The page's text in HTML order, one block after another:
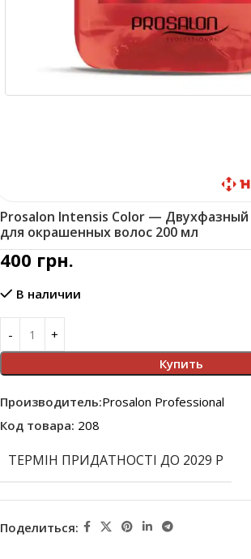
Prosalon Intensis Color —
для окрашенных волос 200 мл
400 грн.
В наличии
Купить
Производитель:Prosalon Professional
Код товара: 208
ТЕРМІН ПРИДАТНОСТІ ДО 2029 Р
Поделиться: